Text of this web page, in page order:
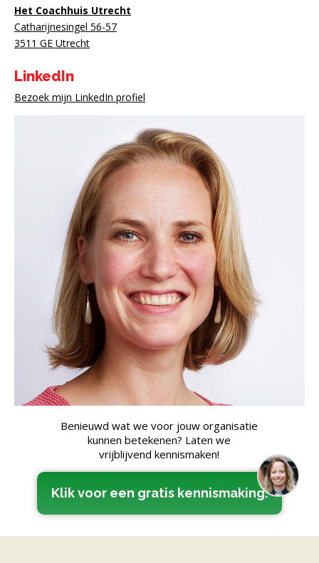
Het Coachhuis Utrecht
Catharijnesingel 56-57
3511 GE Utrecht
LinkedIn
Bezoek mijn LinkedIn profiel
Benieuwd wat we voor jouw organisatie
kunnen betekenen? Laten we
vrijblijvend kennismaken!
Klik voor een gratis kennismaking.